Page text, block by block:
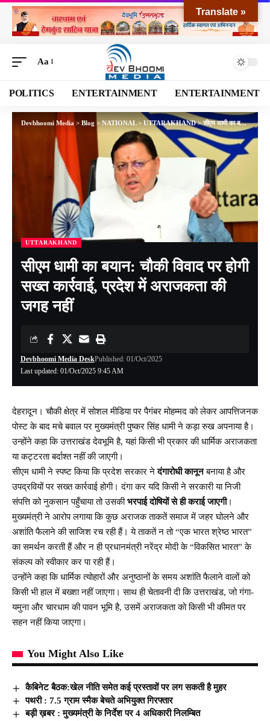
Aa
POLITICS ENTERTAINMENT ENTERTAINMENT
Devbhoomi Media> Blog > NATIONAL>UTTARAKHAND>सीएम धामी का बयान: चौकी विवाद पर होगी सख्त कार्रवाई, प्रदेश में अराजकता की जगह नहीं
UTTARAKHAND
सीएम धामी का बयान: चौकी विवाद पर होगी
सख्त कार्रवाई, प्रदेश में अराजकता की
जगह नहीं
Last updated: 01/Oct/2025 9:45 AM
Devbhoomi Media DeskPublished: 01/Oct/2025
देहरादून। चौकी क्षेत्र में सोशल मीडिया पर पैगंबर मोहम्मद को लेकर आपत्तिजनक
पोस्ट के बाद मचे बवाल पर मुख्यमंत्री पुष्कर सिंह धामी ने कड़ा रुख अपनाया है।
उन्होंने कहा कि उत्तराखंड देवभूमि है, यहां किसी भी प्रकार की धार्मिक अराजकता
या कट्टरता बर्दाश्त नहीं की जाएगी।
सीएम धामी ने स्पष्ट किया कि प्रदेश सरकार नेदंगारोधी कानूनबनाया है और
उपद्रवियों पर सख्त कार्रवाई होगी। दंगा कर यदि किसी ने सरकारी या निजी
संपत्ति को नुकसान पहुँचाया तो उसकीभरपाई दोषियों से ही कराई जाएगी।
मुख्यमंत्री ने आरोप लगाया कि कुछ अराजक ताकतें समाज में जहर घोलने और
अशांति फैलाने की साजिश रच रही हैं। ये ताकतें न तो “एक भारत श्रेष्ठ भारत”
का समर्थन करती हैं और न ही प्रधानमंत्री नरेंद्र मोदी के “विकसित भारत” के
संकल्प को स्वीकार कर पा रही हैं।
उन्होंने कहा कि धार्मिक त्योहारों और अनुष्ठानों के समय अशांति फैलाने वालों को
किसी भी हाल में बख्शा नहीं जाएगा। साथ ही चेतावनी दी कि उत्तराखंड, जो गंगा-
यमुना और चारधाम की पावन भूमि है, उसमें अराजकता को किसी भी कीमत पर
सहन नहीं किया जाएगा।
You Might Also Like
कैबिनेट बैठक:खेल नीति समेत कई प्रस्तावों पर लग सकती है मुहर
पथरी : 7.5 ग्राम स्मैक बेचते अभियुक्त गिरफ्तार
बड़ी ख़बर : मुख्यमंत्री के निर्देश पर 4 अधिकारी निलम्बित
Translate »